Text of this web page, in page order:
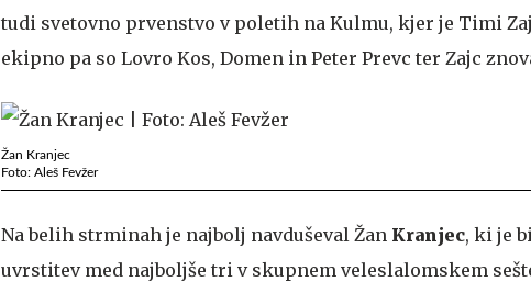
tudi svetovno prvenstvo v poletih na Kulmu, kjer je Timi
ekipno pa so Lovro Kos, Domen in Peter Prevc ter Zajc
Žan Kranjec
Foto: Aleš Fevžer
Na belih strminah je najbolj navduševal Žan Kranjec, ki je
uvrstitev med najboljše tri v skupnem veleslalomskem